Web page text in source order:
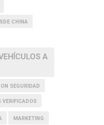
CHINA
A
SEGURIDAD
VERIFICADOS
MARKETING